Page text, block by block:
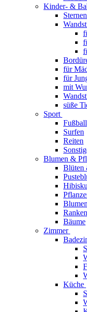
Kinder- &
für
für
mit
süße
Sport
Fußball
Surfen
Reiten
Blumen &
Blüten
Blumen
Ranken
Bäume
Zimmer
Küche